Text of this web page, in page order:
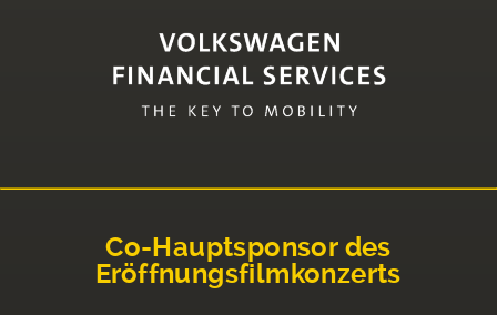
Co-Hauptsponsor des
Eröffnungsfilmkonzerts